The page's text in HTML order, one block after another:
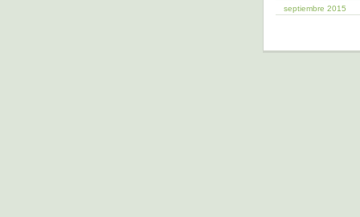
septiembre 2015